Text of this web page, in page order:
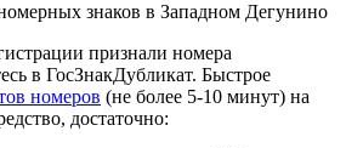
знаков в Западном Дегунино
признали номера
в ГосЗнакДубликат. Быстрое
номеров (не более 5-10 минут) на
достаточно: